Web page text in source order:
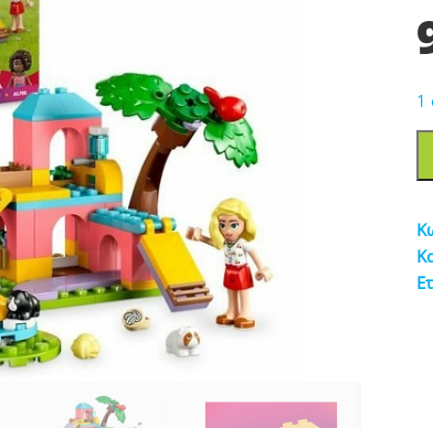
Bruder
Οχήματα
Πίστες-Γκαράζ
Παιχνίδια Ρόλων-Μίμησης
Play Set
Όπλα
Διάφορες Κατασκευές
Σπόρ
1